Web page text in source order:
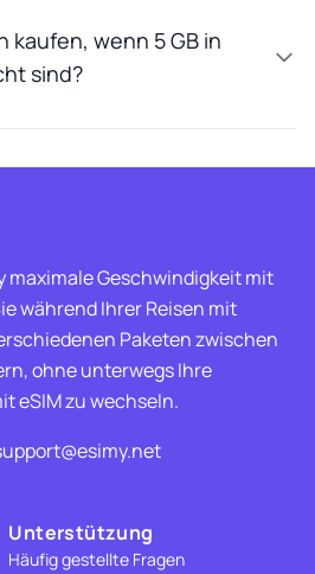
kaufen, wenn 5 GB in
sind?
maximale Geschwindigkeit mit
während Ihrer Reisen mit
Paketen zwischen
ohne unterwegs Ihre
eSIM zu wechseln.
Unterstützung
Häufig gestellte Fragen